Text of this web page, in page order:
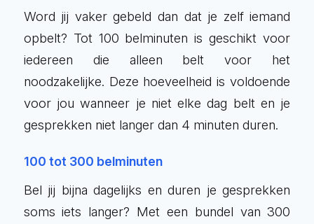
Word jij vaker gebeld dan dat je zelf iemand
opbelt? Tot 100 belminuten is geschikt voor
iedereen die alleen belt voor het
noodzakelijke. Deze hoeveelheid is voldoende
voor jou wanneer je niet elke dag belt en je
gesprekken niet langer dan 4 minuten duren.
100 tot 300 belminuten
Bel jij bijna dagelijks en duren je gesprekken
soms iets langer? Met een bundel van 300